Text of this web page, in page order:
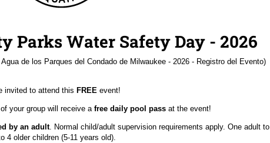
Parks Water Safety Day - 2026
de los Parques del Condado de Milwaukee - 2026 - Registro del Evento)
invited to attend this FREE event!
your group will receive afree daily pool pass at the event!
by an adult. Normal child/adult supervision requirements apply. One adult to
4 older children (5-11 years old).